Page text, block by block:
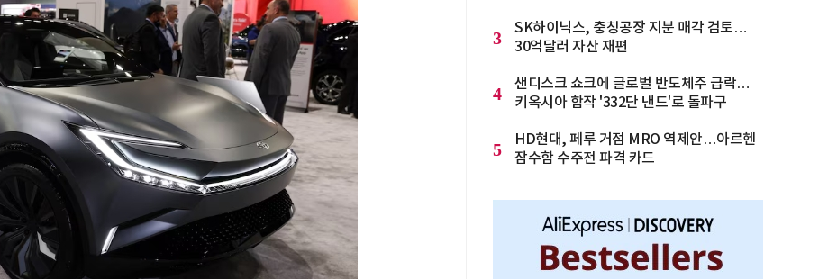
3
SK하이닉스, 충칭공장 지분 매각 검토…
30억달러 자산 재편
4
샌디스크 쇼크에 글로벌 반도체주 급락…
키옥시아 합작 '332단 낸드'로 돌파구
5
HD현대, 페루 거점 MRO 역제안…아르헨
잠수함 수주전 파격 카드